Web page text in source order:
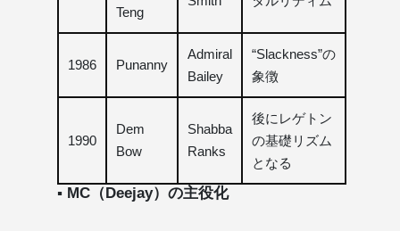
Teng
1986 Punanny
Admiral
Bailey
“Slackness”の
象徴
1990
Dem
Bow
Shabba
Ranks
後にレゲトン
の基礎リズム
となる
▪ MC（Deejay）の主役化